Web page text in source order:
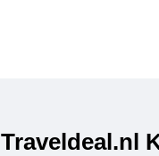
Traveldeal.nl